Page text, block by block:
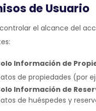
de Usuario
el alcance del
Información de
de propiedades (por
Información de
de huéspedes y